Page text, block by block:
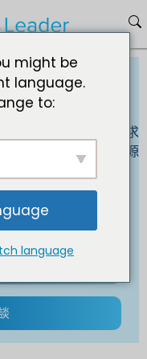
將達到42.8763
備市場的成長淡水需求
成長。此外，淡水資源
。
might be
language.
to:
language